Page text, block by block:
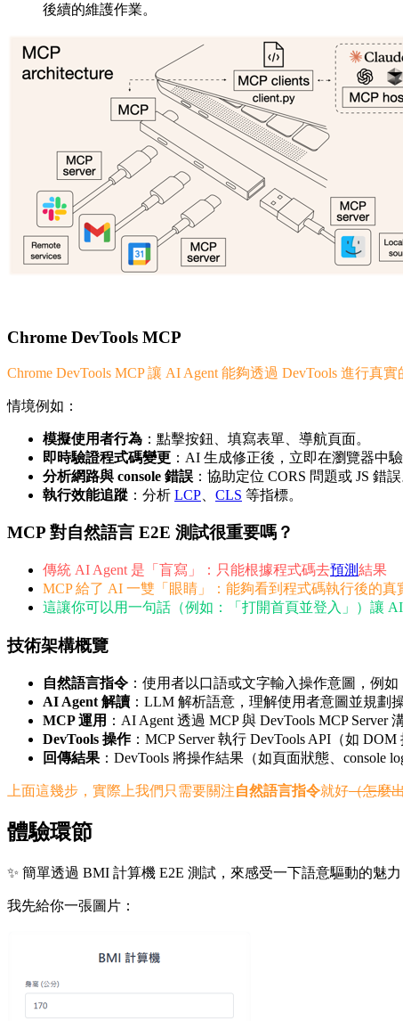
後續的維護作業。
Chrome DevTools MCP
Chrome DevTools MCP 讓 AI Agent 能夠透過 DevTools 進行真實
情境例如：
模擬使用者行為 ：點擊按鈕、填寫表單、導航頁面。
即時驗證程式碼變更 ：AI 生成修正後，立即在瀏覽器中驗
分析網路與 console 錯誤 ：協助定位 CORS 問題或 JS 錯誤
執行效能追蹤 ：分析 LCP CLS 等指標。
MCP 對自然語言 E2E 測試很重要嗎？
傳統 AI Agent 是「盲寫」：只能根據程式碼去預測結果
MCP 給了 AI 一雙「眼睛」：能夠看到程式碼執行後的
這讓你可以用一句話（例如：「打開首頁並登入」）讓
技術架構概覽
自然語言指令 ：使用者以口語或文字輸入操作意圖，例如
AI Agent 解讀 ：LLM 解析語意，理解使用者意圖並規
MCP 運用 ：AI Agent 透過 MCP 與 DevTools MCP
DevTools 操作：MCP Server 執行 DevTools API（如
回傳結果 ：DevTools 將操作結果（如頁面狀態、console
上面這幾步，實際上我們只需要關注自然語言指令就好（怎麼
體驗環節
✨ 簡單透過 BMI 計算機 E2E 測試，來感受一下語意驅動的魅力
我先給你一張圖片：